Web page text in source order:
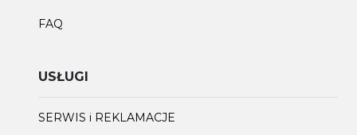
FAQ
USŁUGI
SERWIS i REKLAMACJE